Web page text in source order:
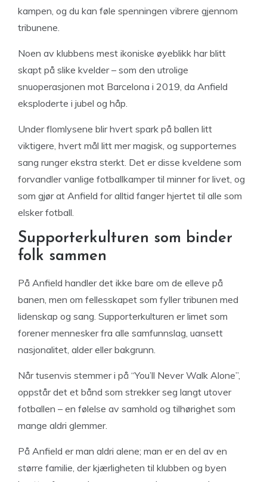
kampen, og du kan føle spenningen vibrere gjennom
tribunene.
Noen av klubbens mest ikoniske øyeblikk har blitt
skapt på slike kvelder – som den utrolige
snuoperasjonen mot Barcelona i 2019, da Anfield
eksploderte i jubel og håp.
Under flomlysene blir hvert spark på ballen litt
viktigere, hvert mål litt mer magisk, og supporternes
sang runger ekstra sterkt. Det er disse kveldene som
forvandler vanlige fotballkamper til minner for livet, og
som gjør at Anfield for alltid fanger hjertet til alle som
elsker fotball.
Supporterkulturen som binder
folk sammen
På Anfield handler det ikke bare om de elleve på
banen, men om fellesskapet som fyller tribunen med
lidenskap og sang. Supporterkulturen er limet som
forener mennesker fra alle samfunnslag, uansett
nasjonalitet, alder eller bakgrunn.
Når tusenvis stemmer i på “You’ll Never Walk Alone”,
oppstår det et bånd som strekker seg langt utover
fotballen – en følelse av samhold og tilhørighet som
mange aldri glemmer.
På Anfield er man aldri alene; man er en del av en
større familie, der kjærligheten til klubben og byen